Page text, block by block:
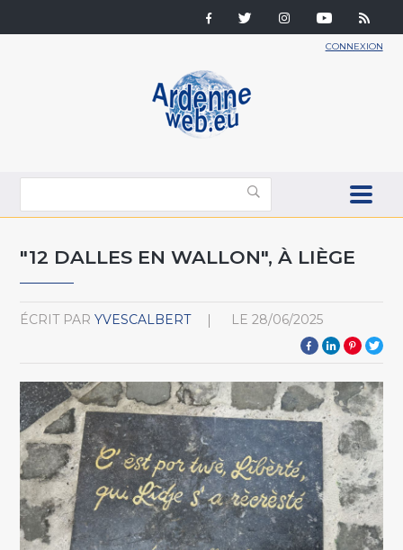
CONNEXION
"12 DALLES EN WALLON", À LIÈGE
ÉCRIT PAR YVESCALBERT LE 28/06/2025